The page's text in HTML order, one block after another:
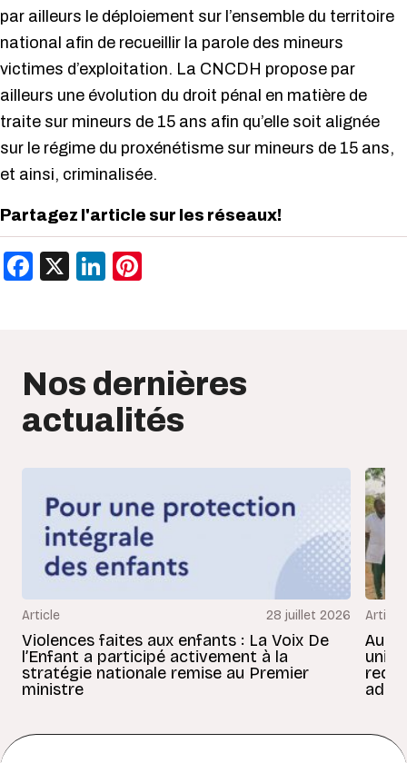
par ailleurs le déploiement sur l’ensemble du territoire
national afin de recueillir la parole des mineurs
victimes d’exploitation. La CNCDH propose par
ailleurs une évolution du droit pénal en matière de
traite sur mineurs de 15 ans afin qu’elle soit alignée
sur le régime du proxénétisme sur mineurs de 15 ans,
et ainsi, criminalisée.
Partagez l'article sur les réseaux!
Facebook
X LinkedIn
Nos dernières
actualités
Article 28 juillet 2026
Violences faites aux enfants : La Voix De
l’Enfant a participé activement à la
stratégie nationale remise au Premier
ministre
Article
Au